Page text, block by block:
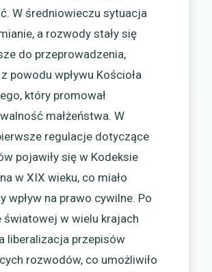
W średniowieczu sytuacja
a rozwody stały się
do przeprowadzenia,
powodu wpływu Kościoła
który promował
małżeństwa. W
regulacje dotyczące
pojawiły się w Kodeksie
w XIX wieku, co miało
wpływ na prawo cywilne. Po
światowej w wielu krajach
liberalizacja przepisów
rozwodów, co umożliwiło